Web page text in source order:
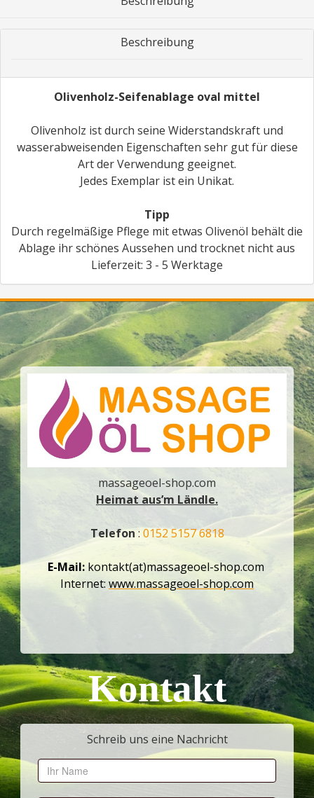
Beschreibung
Olivenholz-Seifenablage oval mittel
Olivenholz ist durch seine Widerstandskraft und
wasserabweisenden Eigenschaften sehr gut für diese
Art der Verwendung geeignet.
Jedes Exemplar ist ein Unikat.
Tipp
Durch regelmäßige Pflege mit etwas Olivenöl behält die
Ablage ihr schönes Aussehen und trocknet nicht aus
Lieferzeit: 3 - 5 Werktage
massageoel-shop.com
Heimat aus’m Ländle.
Telefon: 0152 5157 6818
E-Mail: kontakt(at)massageoel-shop.com
Internet: www.massageoel-shop.com
Kontakt
Schreib uns eine Nachricht